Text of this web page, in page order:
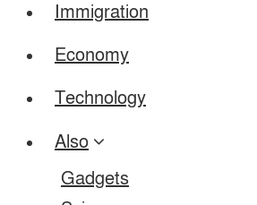
Immigration
Economy
Technology
Also
Gadgets